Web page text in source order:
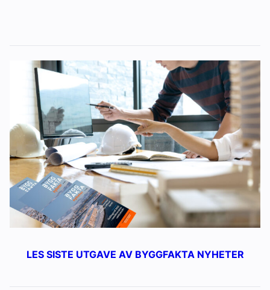
LES SISTE UTGAVE AV BYGGFAKTA NYHETER